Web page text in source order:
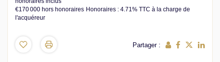
€170 000 hors honoraires Honoraires : 4.71% TTC à la charge de
l'acquéreur
Partager :